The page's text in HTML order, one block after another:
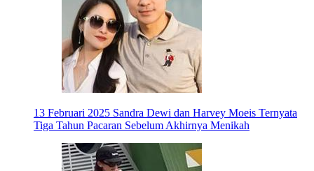
13 Februari 2025 Sandra Dewi dan Harvey Moeis Ternyata
Tiga Tahun Pacaran Sebelum Akhirnya Menikah